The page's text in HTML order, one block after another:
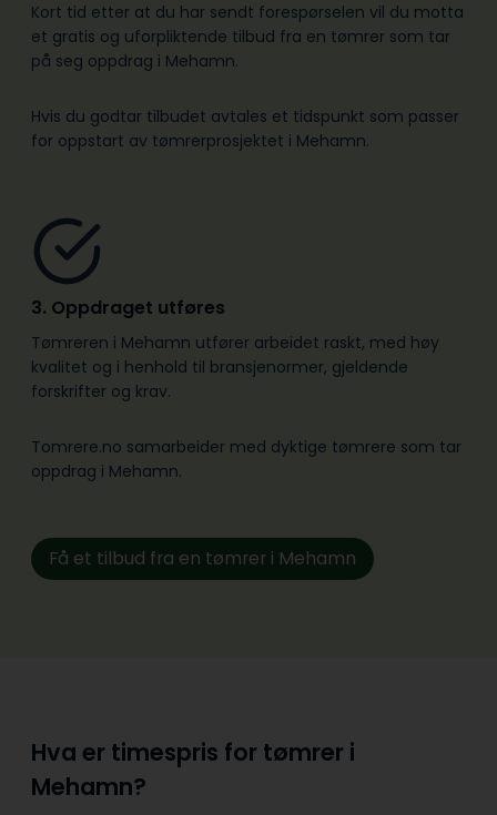
Kort tid etter at du har sendt forespørselen vil du motta
et gratis og uforpliktende tilbud fra en tømrer som tar
på seg oppdrag i Mehamn.
Hvis du godtar tilbudet avtales et tidspunkt som passer
for oppstart av tømrerprosjektet i Mehamn.
3. Oppdraget utføres
Tømreren i Mehamn utfører arbeidet raskt, med høy
kvalitet og i henhold til bransje­normer, gjeldende
forskrifter og krav.
Tomrere.no samarbeider med dyktige tømrere som tar
oppdrag i Mehamn.
Få et tilbud fra en tømrer i Mehamn
Hva er timespris for tømrer i
Mehamn?